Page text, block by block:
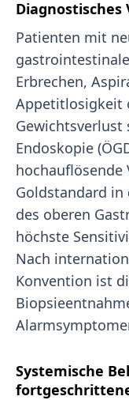
Diagnostisches
Patienten mit
Erbrechen,
Appetitlosigkeit
Endoskopie
hochauflösende
Goldstandard in
des oberen
höchste
Nach
Konvention ist
Systemische